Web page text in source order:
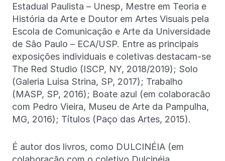
Estadual Paulista – Unesp, Mestre em Teoria e
História da Arte e Doutor em Artes Visuais pela
Escola de Comunicação e Arte da Universidade
de São Paulo – ECA/USP. Entre as principais
exposições individuais e coletivas destacam-se
The Red Studio (ISCP, NY, 2018/2019); Solo
(Galeria Luisa Strina, SP, 2017); Trabalho
(MASP, SP, 2016); Boate azul (em colaboracão
com Pedro Vieira, Museu de Arte da Pampulha,
MG, 2016); Títulos (Paço das Artes, 2015).
É autor dos livros, como DULCINÉIA (em